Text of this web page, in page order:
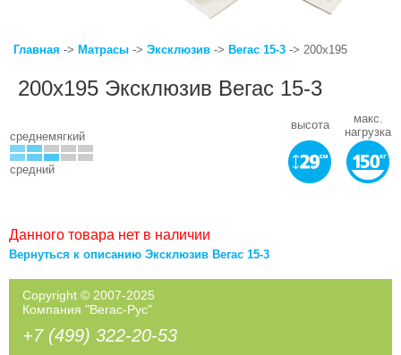
Главная -> Матрасы -> Эксклюзив -> Вегас 15-3 -> 200x195
200x195 Эксклюзив Вегас 15-3
среднемягкий
средний
высота
макс.
нагрузка
Данного товара нет в наличии
Вернуться к описанию Эксклюзив Вегас 15-3
Copyright © 2007-2025
Компания "Вегас-Рус"
+7 (499) 322-20-53